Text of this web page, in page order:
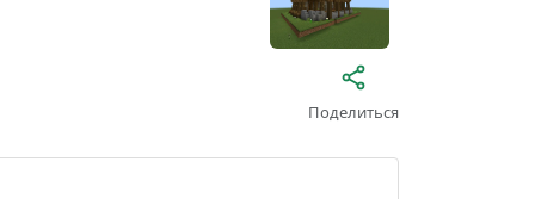
Поделиться